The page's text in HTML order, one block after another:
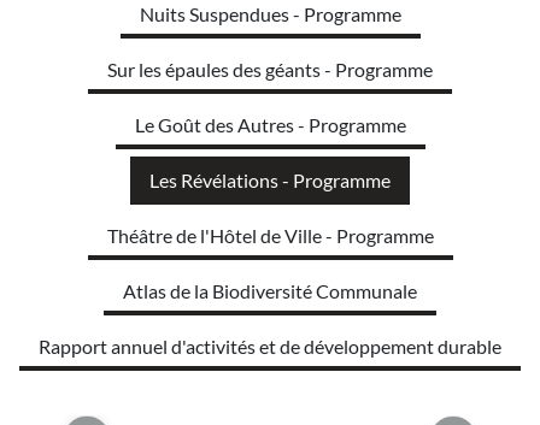
Nuits Suspendues - Programme
Sur les épaules des géants - Programme
Le Goût des Autres - Programme
Les Révélations - Programme
Théâtre de l'Hôtel de Ville - Programme
Atlas de la Biodiversité Communale
Rapport annuel d'activités et de développement durable